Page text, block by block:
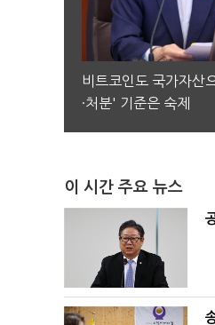
비트코인도 국가자산
·처분' 기준은 숙제
이 시간 주요 뉴스